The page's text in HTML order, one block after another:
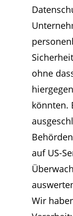
ohne
könnten.
auf US-
Wir